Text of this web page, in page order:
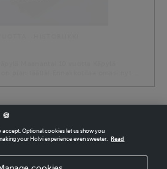
ONLINE STORE IN MINUTES.
Optional cookies let us show you
your Holvi experience even sweeter.
Read